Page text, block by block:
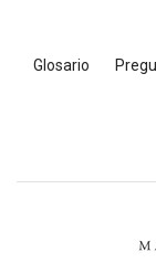
contentGlosario